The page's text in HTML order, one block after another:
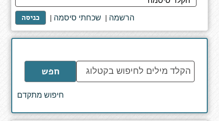
כניסה | שכחתי סיסמה | הרשמה
הקלד
מילים
לחיפוש
חפש
חיפוש מתקדם